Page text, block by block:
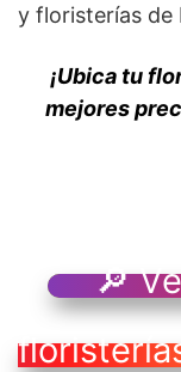
y floristerías de
¡Ubica tu
mejores
🔎